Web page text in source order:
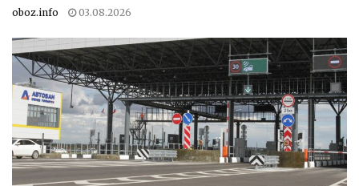
oboz.info 03.08.2026